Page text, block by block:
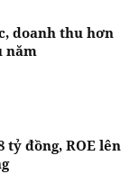
doanh thu hơn
năm
tỷ đồng, ROE lên